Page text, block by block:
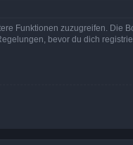
Funktionen zuzugreifen. Die
bevor du dich